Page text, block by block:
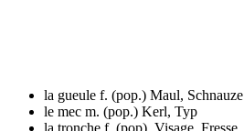
la gueule f. (pop.) Maul, Schnauze
le mec m. (pop.) Kerl, Typ
la tronche f. (pop). Visage, Fresse